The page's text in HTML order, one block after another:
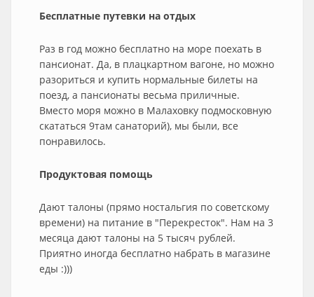
Бесплатные путевки на отдых
Раз в год можно бесплатно на море поехать в
пансионат. Да, в плацкартном вагоне, но можно
разориться и купить нормальные билеты на
поезд, а пансионаты весьма приличные.
Вместо моря можно в Малаховку подмосковную
скататься 9там санаторий), мы были, все
понравилось.
Продуктовая помощь
Дают талоны (прямо ностальгия по советскому
времени) на питание в "Перекресток". Нам на 3
месяца дают талоны на 5 тысяч рублей.
Приятно иногда бесплатно набрать в магазине
еды :)))